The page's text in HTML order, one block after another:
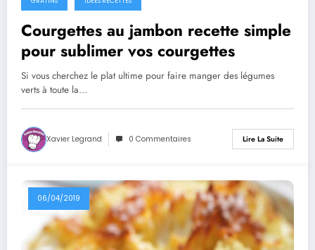
Courgettes au jambon recette simple
pour sublimer vos courgettes
Si vous cherchez le plat ultime pour faire manger des légumes
verts à toute la…
Xavier Legrand 0 Commentaires Lire La Suite
06/04/2019